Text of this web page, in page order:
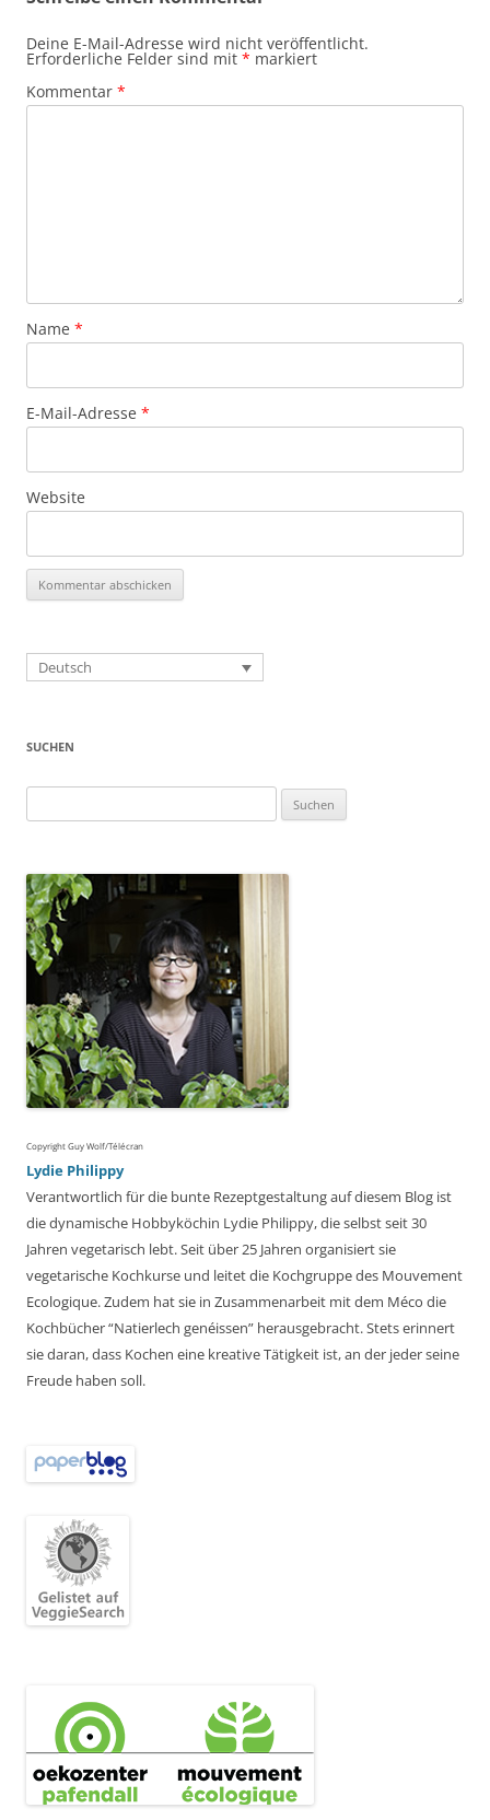
Deine E-Mail-Adresse wird nicht veröffentlicht.
Erforderliche Felder sind mit * markiert
Kommentar *
Name *
E-Mail-Adresse *
Website
Deutsch
SUCHEN
nach:
Copyright Guy Wolf/Télécran
Lydie Philippy
Verantwortlich für die bunte Rezeptgestaltung auf diesem Blog ist
die dynamische Hobbyköchin Lydie Philippy, die selbst seit 30
Jahren vegetarisch lebt. Seit über 25 Jahren organisiert sie
vegetarische Kochkurse und leitet die Kochgruppe des Mouvement
Ecologique. Zudem hat sie in Zusammenarbeit mit dem Méco die
Kochbücher “Natierlech genéissen” herausgebracht. Stets erinnert
sie daran, dass Kochen eine kreative Tätigkeit ist, an der jeder seine
Freude haben soll.